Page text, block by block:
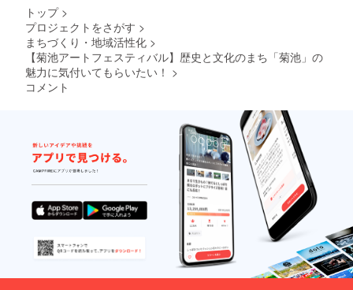
接壁に
書くな
など、
凸凹し
ている
場所は
不可）
の絵の
内容
や、書
き込む
場所な
どの詳
細は菊
池アー
トフェ
トップ >
プロジェクトをさがす >
まちづくり・地域活性化 >
【菊池アートフェスティバル】歴史と文化のまち「菊池」の
魅力に気付いてもらいたい！ >
コメント